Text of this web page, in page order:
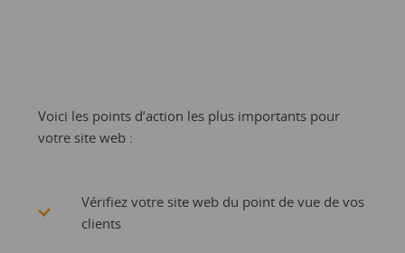
Voici les points d’action les plus importants pour
votre site web :
Vérifiez votre site web du point de vue de vos
clients